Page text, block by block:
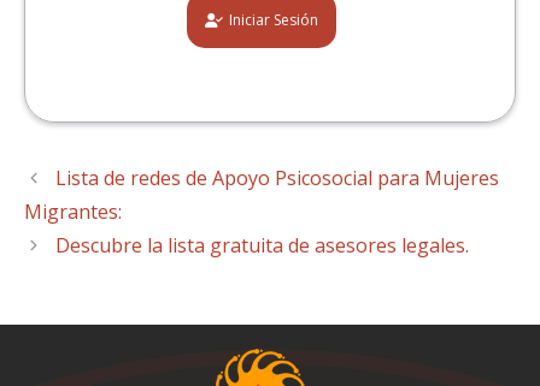
Iniciar Sesión
Lista de redes de Apoyo Psicosocial para Mujeres
Migrantes:
Descubre la lista gratuita de asesores legales.